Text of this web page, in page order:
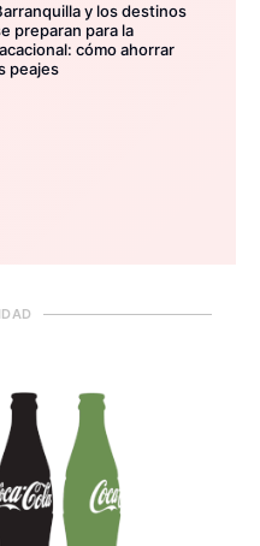
y los destinos
preparan para la
cómo ahorrar
peajes